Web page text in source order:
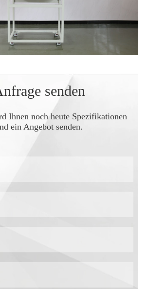
senden
Ihnen noch heute Spezifikationen
ein Angebot senden.